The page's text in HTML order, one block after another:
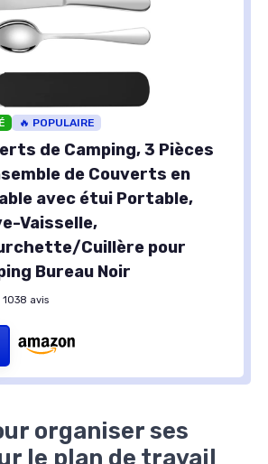
🔥 POPULAIRE
de Camping, 3 Pièces
de Couverts en
avec étui Portable,
Vaisselle,
Cuillère pour
Bureau Noir
1038 avis
organiser ses
le plan de travail